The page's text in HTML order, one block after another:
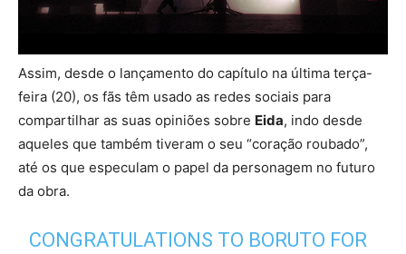
Assim, desde o lançamento do capítulo na última terça-
feira (20), os fãs têm usado as redes sociais para
compartilhar as suas opiniões sobre Eida, indo desde
aqueles que também tiveram o seu “coração roubado”,
até os que especulam o papel da personagem no futuro
da obra.
CONGRATULATIONS TO BORUTO FOR